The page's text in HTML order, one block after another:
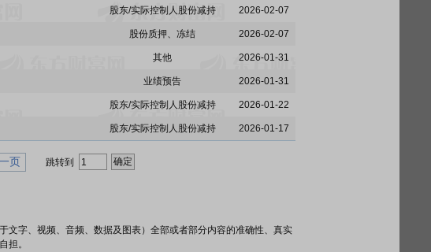
股东/实际控制人股份减持 2026-02-07
股份质押、冻结 2026-02-07
其他 2026-01-31
业绩预告 2026-01-31
股东/实际控制人股份减持 2026-01-22
股东/实际控制人股份减持 2026-01-17
页 跳转到
文字、视频、音频、数据及图表）全部或者部分内容的准确性、真实
担。